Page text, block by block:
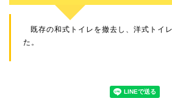
既存の和式トイレを撤去し、洋式トイ
た。